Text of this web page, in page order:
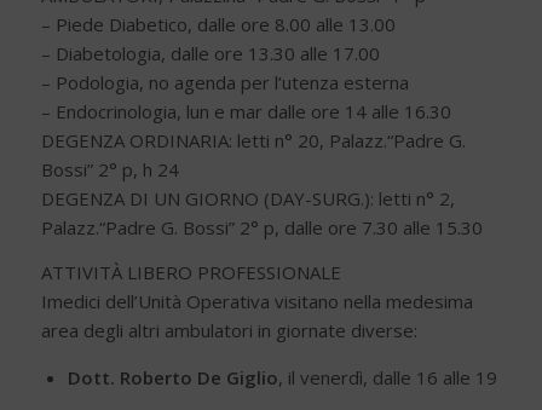
– Piede Diabetico, dalle ore 8.00 alle 13.00
– Diabetologia, dalle ore 13.30 alle 17.00
– Podologia, no agenda per l’utenza esterna
– Endocrinologia, lun e mar dalle ore 14 alle 16.30
DEGENZA ORDINARIA: letti n° 20, Palazz.“Padre G.
Bossi” 2° p, h 24
DEGENZA DI UN GIORNO (DAY-SURG.): letti n° 2,
Palazz.“Padre G. Bossi” 2° p, dalle ore 7.30 alle 15.30
ATTIVITÀ LIBERO PROFESSIONALE
Imedici dell’Unità Operativa visitano nella medesima
area degli altri ambulatori in giornate diverse:
Dott. Roberto De Giglio, il venerdì, dalle 16 alle 19